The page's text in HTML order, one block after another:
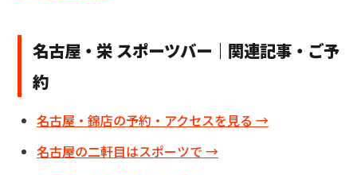
名古屋・栄 スポーツバー｜関連記事・ご予
約
名古屋・錦店の予約・アクセスを見る →
名古屋の二軒目はスポーツで →